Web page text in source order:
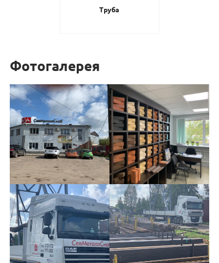
Труба
Фотогалерея